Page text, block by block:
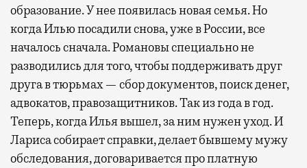
образование. У нее появилась новая семья. Но
когда Илью посадили снова, уже в России, все
началось сначала. Романовы специально не
разводились для того, чтобы поддерживать друг
друга в тюрьмах — сбор документов, поиск денег,
адвокатов, правозащитников. Так из года в год.
Теперь, когда Илья вышел, за ним нужен уход. И
Лариса собирает справки, делает бывшему мужу
обследования, договаривается про платную